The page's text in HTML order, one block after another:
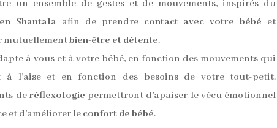
un ensemble de gestes et de mouvements, inspirés du
Shantala afin de prendre contact avec votre bébé et
mutuellementbien-être et détente.
à vous et àvotre bébé, en fonction des mouvements qui
à l’aise et en fonction des besoins de votre tout-petit.
deréflexologie permettront d’apaiser le vécu émotionnel
et d’améliorer le confort de bébé.